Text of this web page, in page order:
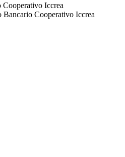
Cooperativo Iccrea
Cooperativo Iccrea